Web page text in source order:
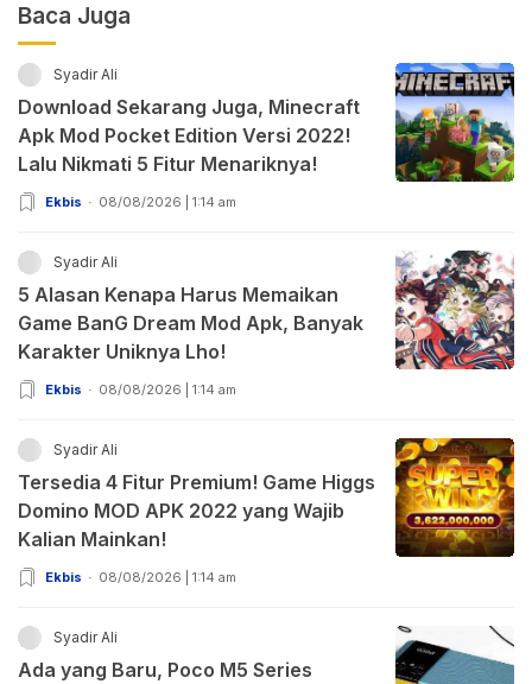
Baca Juga
Syadir Ali
Download Sekarang Juga, Minecraft
Apk Mod Pocket Edition Versi 2022!
Lalu Nikmati 5 Fitur Menariknya!
Ekbis 08/08/2026 | 1:14 am
Syadir Ali
5 Alasan Kenapa Harus Memaikan
Game BanG Dream Mod Apk, Banyak
Karakter Uniknya Lho!
Ekbis 08/08/2026 | 1:14 am
Syadir Ali
Tersedia 4 Fitur Premium! Game Higgs
Domino MOD APK 2022 yang Wajib
Kalian Mainkan!
Ekbis 08/08/2026 | 1:14 am
Syadir Ali
Ada yang Baru, Poco M5 Series